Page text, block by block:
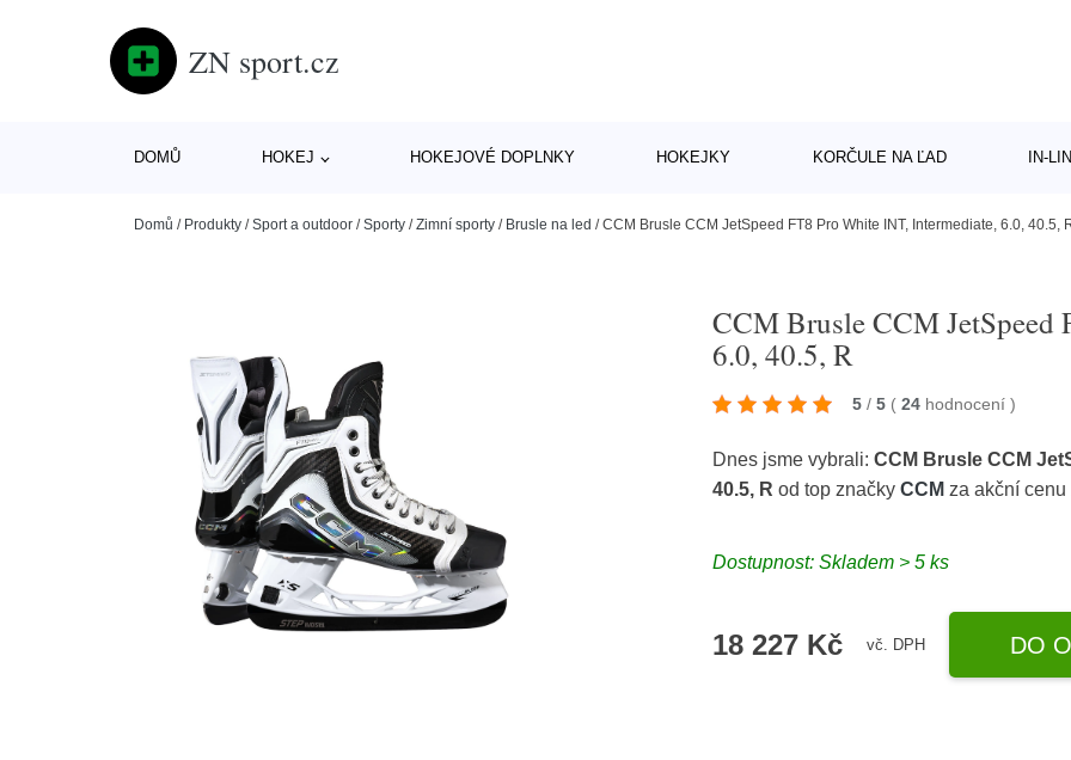
ZN sport.cz
DOMŮ HOKEJ HOKEJOVÉ DOPLNKY HOKEJKY KORČULE NA ĽAD IN-
Domů / Produkty /Sport a outdoor /Sporty /Zimní sporty / Brusle na led /CCM Brusle CCM JetSpeed FT8 Pro White INT, Intermediate, 6.0, 40.5,
CCM Brusle CCM JetSpeed
6.0, 40.5, R
5 / 5 ( 24 hodnocení)
Dnes jsme vybrali:CCM Brusle CCM
40.5, R od top značkyCCM za akční
Dostupnost: Skladem > 5 ks
18 227 Kč vč. DPH DO